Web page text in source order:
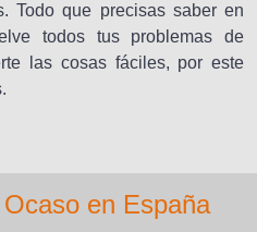
Todo que precisas saber en
todos tus problemas de
las cosas fáciles, por este
en España